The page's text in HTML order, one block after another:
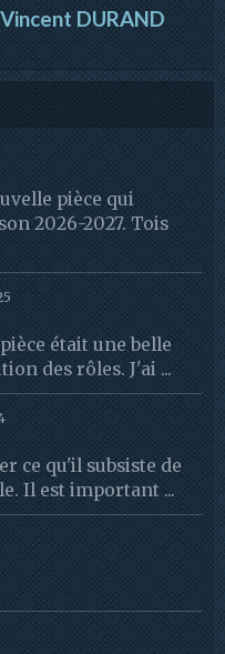
DURAND
pièce qui
2026-2027. Tois
était une belle
des rôles. J'ai ...
ce qu'il subsiste de
Il est important ...